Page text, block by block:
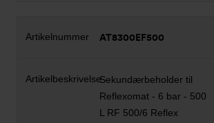
AT8300EF500
Sekundærbeholder til
Reflexomat - 6 bar - 500
L RF 500/6 Reflex